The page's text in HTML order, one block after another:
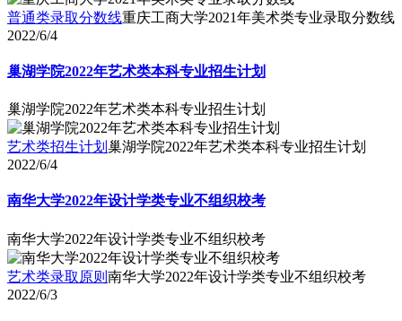
普通类录取分数线重庆工商大学2021年美术类专业录取分数线
2022/6/4
巢湖学院2022年艺术类本科专业招生计划
巢湖学院2022年艺术类本科专业招生计划
艺术类招生计划 巢湖学院2022年艺术类本科专业招生计划
2022/6/4
南华大学2022年设计学类专业不组织校考
南华大学2022年设计学类专业不组织校考
艺术类录取原则 南华大学2022年设计学类专业不组织校考
2022/6/3